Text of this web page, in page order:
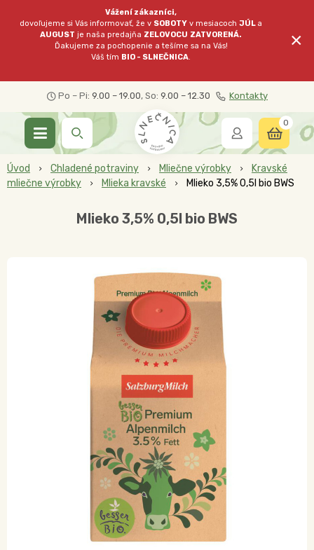
Vážení zákazníci,
dovoľujeme si Vás informovať, že v SOBOTY v mesiacochJÚL a
AUGUST je naša predajňa ZELOVOCU ZATVORENÁ.
Ďakujeme za pochopenie a tešíme sa na Vás!
Váš tím BIO - SLNEČNICA.
×
Po – Pi: 9.00 – 19.00, So: 9.00 – 12.30 Kontakty
0
Úvod Chladené potraviny Mliečne výrobky
Kravské
mliečne výrobky
Mlieka kravské Mlieko 3,5% 0,5l bio BWS
Mlieko 3,5% 0,5l bio BWS